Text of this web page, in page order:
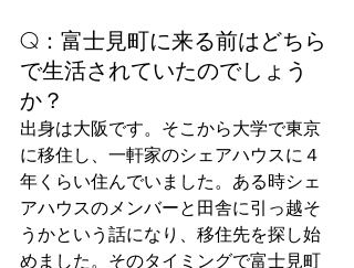
Q：富士見町に来る前はどちら
で生活されていたのでしょう
か？
出身は大阪です。そこから大学で東京
に移住し、一軒家のシェアハウスに４
年くらい住んでいました。ある時シェ
アハウスのメンバーと田舎に引っ越そ
うかという話になり、移住先を探し始
めました。そのタイミングで富士見町